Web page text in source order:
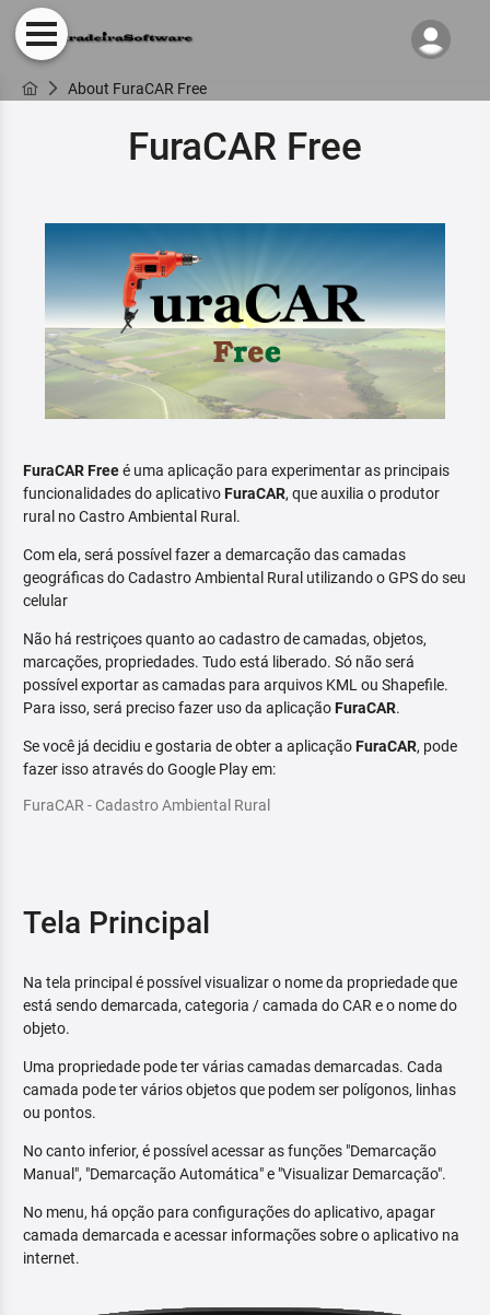
About FuraCAR Free
FuraCAR Free
FuraCAR Freeé uma aplicação para experimentar as principais
funcionalidades do aplicativoFuraCAR, que auxilia o produtor
rural no Castro Ambiental Rural.
Com ela, será possível fazer a demarcação das camadas
geográficas do Cadastro Ambiental Rural utilizando o GPS do seu
celular
Não há restriçoes quanto ao cadastro de camadas, objetos,
marcações, propriedades. Tudo está liberado. Só não será
possível exportar as camadas para arquivos KML ou Shapefile.
Para isso, será preciso fazer uso da aplicaçãoFuraCAR.
Se você já decidiu e gostaria de obter a aplicaçãoFuraCAR, pode
fazer isso através do Google Play em:
FuraCAR - Cadastro Ambiental Rural
Tela Principal
Na tela principal é possível visualizar o nome da propriedade que
está sendo demarcada, categoria / camada do CAR e o nome do
objeto.
Uma propriedade pode ter várias camadas demarcadas. Cada
camada pode ter vários objetos que podem ser polígonos, linhas
ou pontos.
No canto inferior, é possível acessar as funções "Demarcação
Manual", "Demarcação Automática" e "Visualizar Demarcação".
No menu, há opção para configurações do aplicativo, apagar
camada demarcada e acessar informações sobre o aplicativo na
internet.